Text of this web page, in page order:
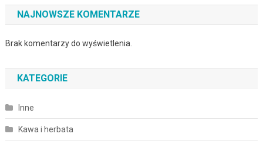
NAJNOWSZE KOMENTARZE
Brak komentarzy do wyświetlenia.
KATEGORIE
Inne
Kawa i herbata